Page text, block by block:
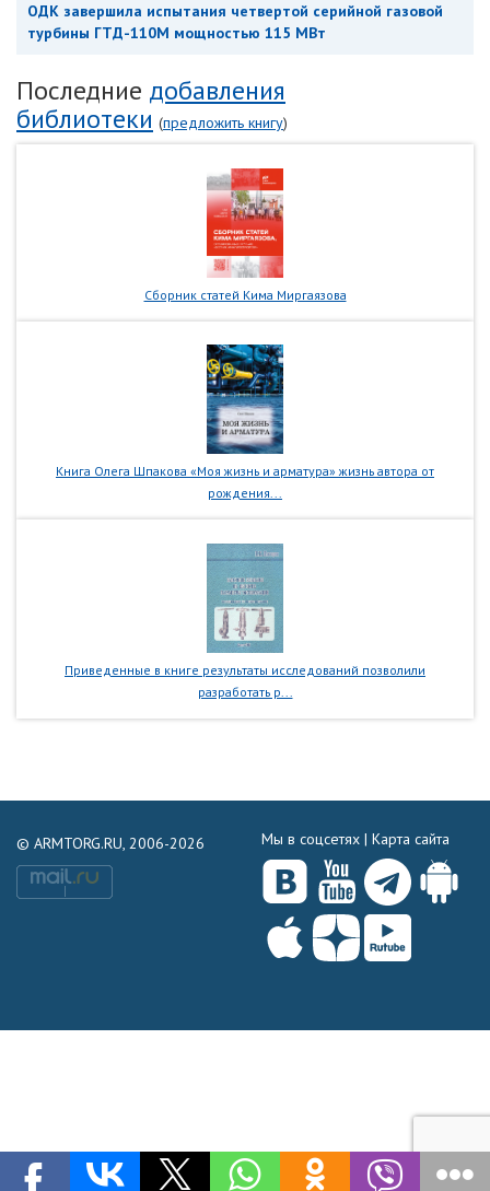
ОДК завершила испытания четвертой серийной газовой
турбины ГТД-110М мощностью 115 МВт
Последние добавления
библиотеки (предложить книгу)
Сборник статей Кима Миргаязова
Книга Олега Шпакова «Моя жизнь и арматура» жизнь автора от
рождения...
Приведенные в книге результаты исследований позволили
разработать р...
© ARMTORG.RU, 2006-2026 Мы в соцсетях | Карта сайта